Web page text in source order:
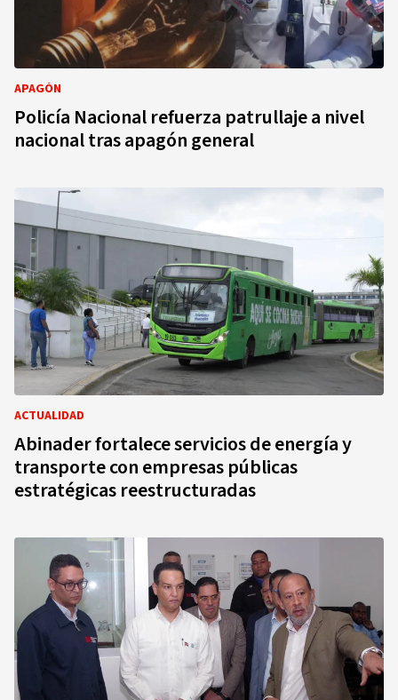
APAGÓN
Policía Nacional refuerza patrullaje a nivel
nacional tras apagón general
ACTUALIDAD
Abinader fortalece servicios de energía y
transporte con empresas públicas
estratégicas reestructuradas